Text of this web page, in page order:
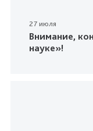
27 июля
Внимание,
науке»!